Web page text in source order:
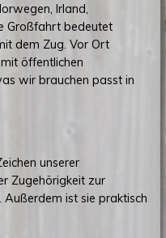
Irland,
Großfahrt bedeutet
dem Zug. Vor Ort
öffentlichen
wir brauchen passt in
unserer
Zugehörigkeit zur
ist sie praktisch